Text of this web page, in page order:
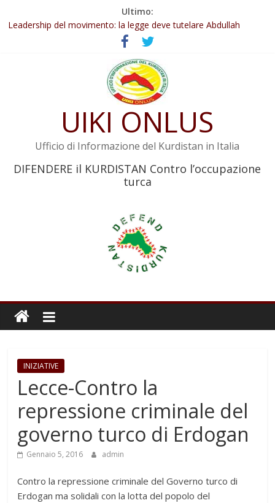
Ultimo:
Abdullah Öcalan: Le legge negativa deve essere trasformata in
legge positiva
Leadership del movimento: la legge deve tutelare Abdullah
Commissione donne del KNK: Şengal è di nuovo sotto minaccia
Non tenere conto della situazione di Rêber Apo ostacolerebbe
Il KNK chiede un’azione internazionale contro i crimini di guerra
UIKI ONLUS
Ufficio di Informazione del Kurdistan in Italia
DIFENDERE il KURDISTAN Contro l’occupazione
turca
INIZIATIVE
Lecce-Contro la
repressione criminale del
governo turco di Erdogan
Gennaio 5, 2016 admin
Contro la repressione criminale del Governo turco di
Erdogan ma solidali con la lotta del popolo del